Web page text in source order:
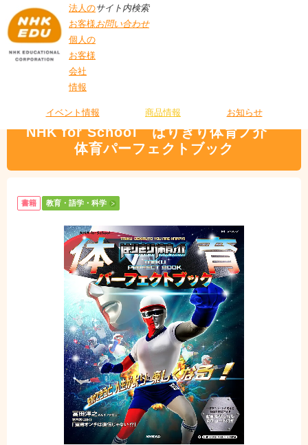
法人の
お客様
個人の
お客様
会社
情報
サイト内検索
お問い合わせ
イベント情報 商品情報 お知らせ
パーフェクトブック
NHK for School はりきり体育ノ介
体育パーフェクトブック
書籍 教育・語学・科学